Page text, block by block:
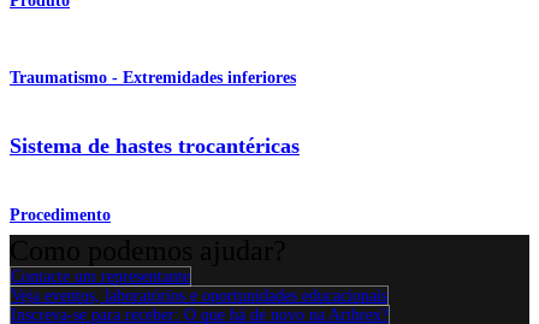
Traumatismo - Extremidades inferiores
Sistema de hastes trocantéricas
Procedimento
Contacte um representante
Veja eventos, laboratórios e oportunidades educacionais
Inscreva-se para receber: O que há de novo na Arthrex?